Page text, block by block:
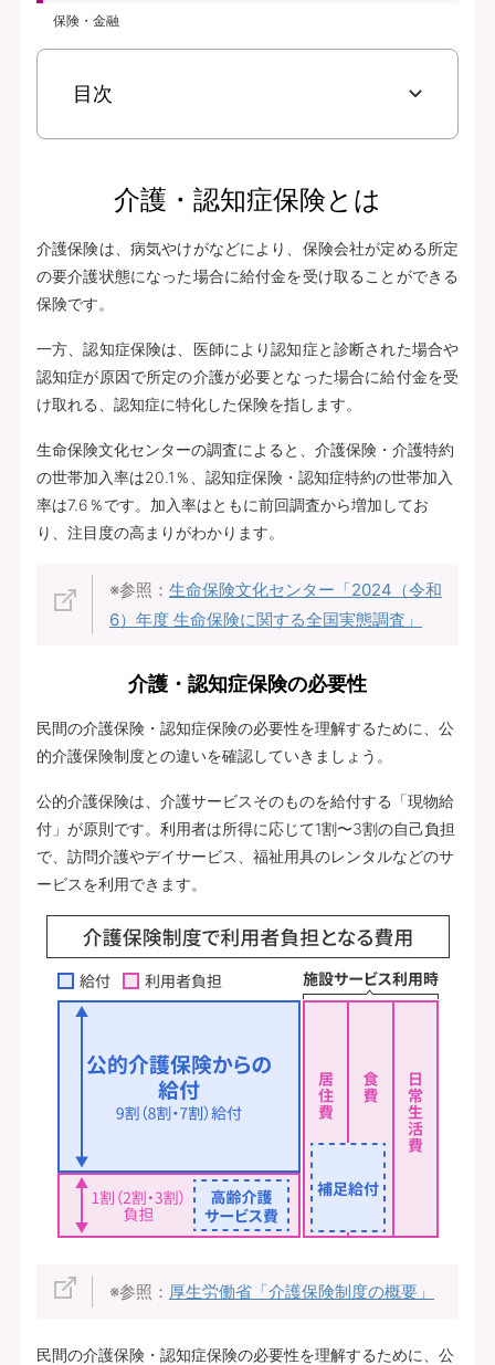
保険・金融
目次
介護・認知症保険とは
介護保険は、病気やけがなどにより、保険会社が定める所定
の要介護状態になった場合に給付金を受け取ることができる
保険です。
一方、認知症保険は、医師により認知症と診断された場合や
認知症が原因で所定の介護が必要となった場合に給付金を受
け取れる、認知症に特化した保険を指します。
生命保険文化センターの調査によると、介護保険・介護特約
の世帯加入率は20.1％、認知症保険・認知症特約の世帯加入
率は7.6％です。加入率はともに前回調査から増加してお
り、注目度の高まりがわかります。
※参照： 生命保険文化センター「2024（令和
6）年度 生命保険に関する全国実態調査」
介護・認知症保険の必要性
民間の介護保険・認知症保険の必要性を理解するために、公
的介護保険制度との違いを確認していきましょう。
公的介護保険は、介護サービスそのものを給付する「現物給
付」が原則です。利用者は所得に応じて1割〜3割の自己負担
で、訪問介護やデイサービス、福祉用具のレンタルなどのサ
ービスを利用できます。
※参照： 厚生労働省「介護保険制度の概要」
民間の介護保険・認知症保険の必要性を理解するために、公